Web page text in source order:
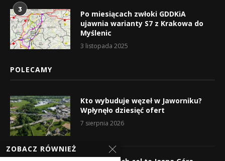
3
Po miesiącach zwłoki GDDKiA
ujawnia warianty S7 z Krakowa do
Myślenic
3 listopada 2025
POLECAMY
Kto wybuduje węzeł w Jaworniku?
Wpłynęło dziesięć ofert
7 sierpnia 2026
ZOBACZ RÓWNIEŻ